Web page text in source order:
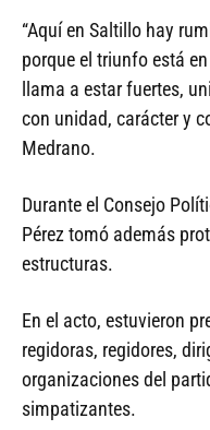
“Aquí en Saltillo hay
porque el triunfo está
llama a estar fuertes,
con unidad, carácter y
Medrano.
Durante el Consejo
Pérez tomó además
estructuras.
En el acto, estuvieron
regidoras, regidores,
organizaciones del
simpatizantes.